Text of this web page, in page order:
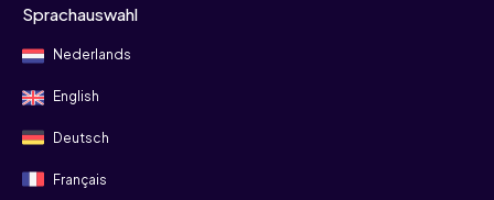
Sprachauswahl
Nederlands
English
Deutsch
Français